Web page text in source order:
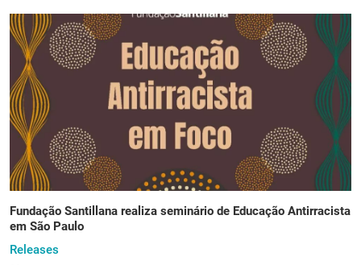
Fundação Santillana realiza seminário de Educação Antirracista
em São Paulo
Releases